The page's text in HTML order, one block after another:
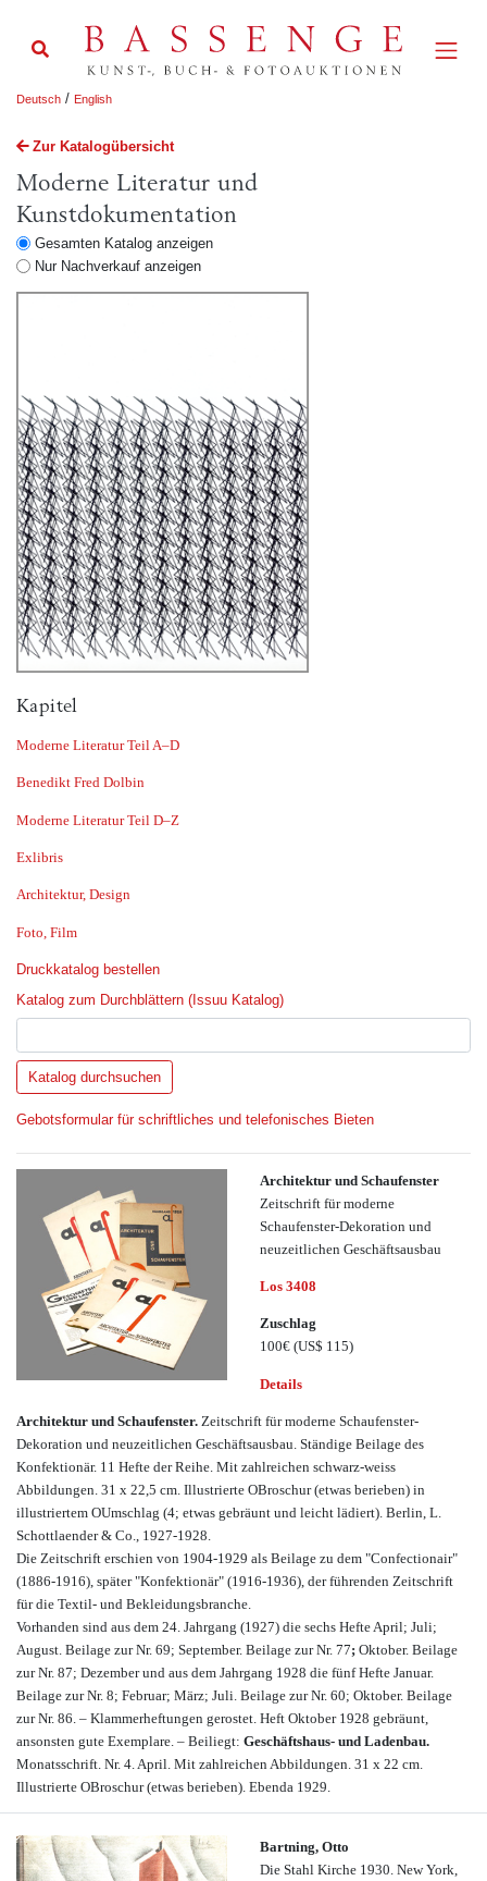
Deutsch / English
Zur Katalogübersicht
Moderne Literatur und
Kunstdokumentation
Gesamten Katalog anzeigen
Nur Nachverkauf anzeigen
Kapitel
Moderne Literatur Teil A–D
Benedikt Fred Dolbin
Moderne Literatur Teil D–Z
Exlibris
Architektur, Design
Foto, Film
Druckkatalog bestellen
Katalog zum Durchblättern (Issuu Katalog)
Gebotsformular für schriftliches und telefonisches Bieten
Architektur und Schaufenster
Zeitschrift für moderne
Schaufenster-Dekoration und
neuzeitlichen Geschäftsausbau
Los 3408
Zuschlag
100€ (US$ 115)
Details
Architektur und Schaufenster. Zeitschrift für moderne Schaufenster-
Dekoration und neuzeitlichen Geschäftsausbau. Ständige Beilage des
Konfektionär. 11 Hefte der Reihe. Mit zahlreichen schwarz-weiss
Abbildungen. 31 x 22,5 cm. Illustrierte OBroschur (etwas berieben) in
illustriertem OUmschlag (4; etwas gebräunt und leicht lädiert). Berlin, L.
Schottlaender & Co., 1927-1928.
Die Zeitschrift erschien von 1904-1929 als Beilage zu dem "Confectionair"
(1886-1916), später "Konfektionär" (1916-1936), der führenden Zeitschrift
für die Textil- und Bekleidungsbranche.
Vorhanden sind aus dem 24. Jahrgang (1927) die sechs Hefte April; Juli;
August. Beilage zur Nr. 69; September. Beilage zur Nr. 77; Oktober. Beilage
zur Nr. 87; Dezember und aus dem Jahrgang 1928 die fünf Hefte Januar.
Beilage zur Nr. 8; Februar; März; Juli. Beilage zur Nr. 60; Oktober. Beilage
zur Nr. 86. – Klammerheftungen gerostet. Heft Oktober 1928 gebräunt,
ansonsten gute Exemplare. – Beiliegt: Geschäftshaus- und Ladenbau.
Monatsschrift. Nr. 4. April. Mit zahlreichen Abbildungen. 31 x 22 cm.
Illustrierte OBroschur (etwas berieben). Ebenda 1929.
Bartning, Otto
Die Stahl Kirche 1930. New York,